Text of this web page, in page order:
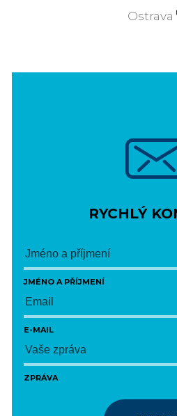
Ostrava
RYCHLÝ
JMÉNO A PŘÍJMENÍ
E-MAIL
ZPRÁVA